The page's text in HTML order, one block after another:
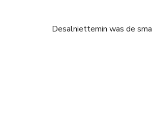
Desalniettemin was de